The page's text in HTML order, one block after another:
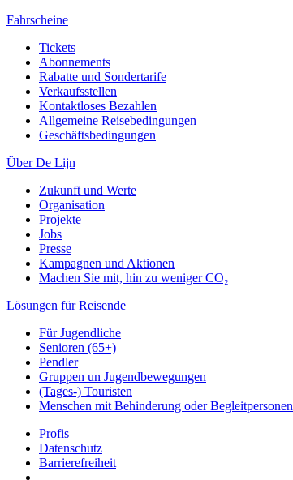
Fahrscheine
Tickets
Abonnements
Rabatte und Sondertarife
Verkaufsstellen
Kontaktloses Bezahlen
Allgemeine Reisebedingungen
Geschäftsbedingungen
Über De Lijn
Zukunft und Werte
Organisation
Projekte
Jobs
Presse
Kampagnen und Aktionen
Machen Sie mit, hin zu weniger CO₂
Lösungen für Reisende
Für Jugendliche
Senioren (65+)
Pendler
Gruppen un Jugendbewegungen
(Tages-) Touristen
Menschen mit Behinderung oder Begleitpersonen
Profis
Datenschutz
Barrierefreiheit